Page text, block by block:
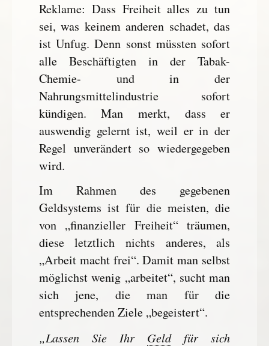
Reklame: Dass Freiheit alles zu tun
sei, was keinem anderen schadet, das
ist Unfug. Denn sonst müssten sofort
alle Beschäftigten in der Tabak-
Chemie- und in der
Nahrungsmittelindustrie sofort
kündigen. Man merkt, dass er
auswendig gelernt ist, weil er in der
Regel unverändert so wiedergegeben
wird.
Im Rahmen des gegebenen
Geldsystems ist für die meisten, die
von „finanzieller Freiheit“ träumen,
diese letztlich nichts anderes, als
„Arbeit macht frei“. Damit man selbst
möglichst wenig „arbeitet“, sucht man
sich jene, die man für die
entsprechenden Ziele „begeistert“.
„Lassen Sie Ihr Geldfür sich